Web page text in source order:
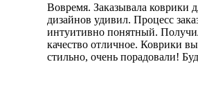
Вовремя. Заказывала коврики
дизайнов удивил. Процесс
интуитивно понятный.
качество отличное. Коврики
стильно, очень порадовали!